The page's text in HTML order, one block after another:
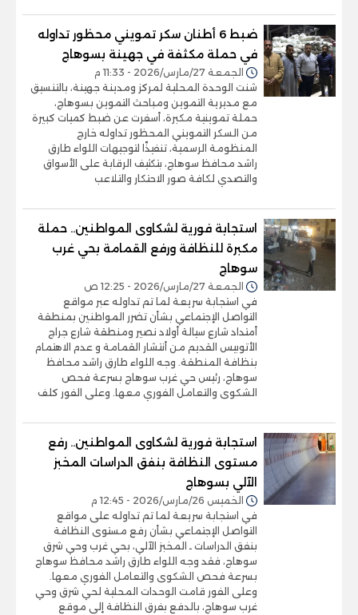
ضبط 6 أطنان سكر تمويني محظور تداوله
في حملة مكثفة في جهينة بسوهاج
الجمعة 27/مارس/2026 - 11:33 م
شنت الوحدة المحلية لمركز ومدينة جهينة، بالتنسيق
مع مديرية التموين ومباحث التموين بسوهاج،
حملة تموينية مكبرة، أسفرت عن ضبط كميات كبيرة
من السكر التمويني المحظور تداوله خارج
المنظومة الرسمية، تنفيذًا لتوجيهات اللواء طارق
راشد محافظ سوهاج، بتكثيف الرقابة على الأسواق
والتصدي لكافة صور الاحتكار والتلاعب
استجابة فورية لشكاوى المواطنين.. حملة
مكبرة للنظافة ورفع القمامة بحي غرب
سوهاج
الجمعة 27/مارس/2026 - 12:25 ص
في استجابة سريعة لما تم تداوله عبر مواقع
التواصل الإجتماعي بشأن تضرر المواطنين بمنطقة
أمتداد شارع سيالة أولاد نصير ومنطقة شارع جراج
الأتوبيس القديم من أنتشار القمامة و عدم الاهتمام
بنظافة المنطقة. وجه اللواء طارق راشد محافظ
سوهاج، رئيس حي غرب سوهاج بسرعة فحص
الشكوى والتعامل الفوري معها. وعلى الفور كلف
استجابة فورية لشكاوى المواطنين.. رفع
مستوى النظافة بنفق الدراسات المخبز
الآلي بسوهاج
الخميس 26/مارس/2026 - 12:45 م
في استجابة سريعة لما تم تداوله على مواقع
التواصل الإجتماعي بشأن رفع مستوى النظافة
بنفق الدراسات ـ المخبز الآلي، بحي غرب وحي شرق
سوهاج، فقد وجه اللواء طارق راشد محافظ سوهاج
بسرعة فحص الشكوى والتعامل الفوري معها.
وعلى الفور قامت الوحدات المحلية لحي شرق وحي
غرب سوهاج، بالدفع بفرق النظافة إلى موقع